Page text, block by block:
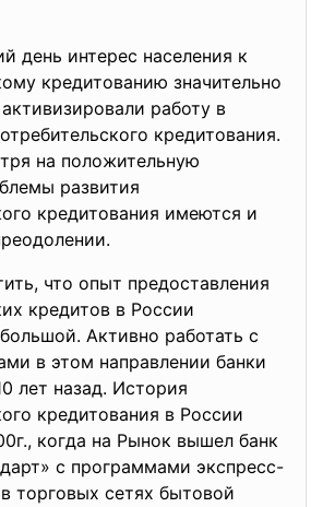
день интерес населения к
кредитованию значительно
работу в
кредитования.
на положительную
развития
кредитования имеются и
что опыт предоставления
кредитов в России
Активно работать с
в этом направлении банки
лет назад. История
кредитования в России
когда на Рынок вышел банк
с программами экспресс-
торговых сетях бытовой